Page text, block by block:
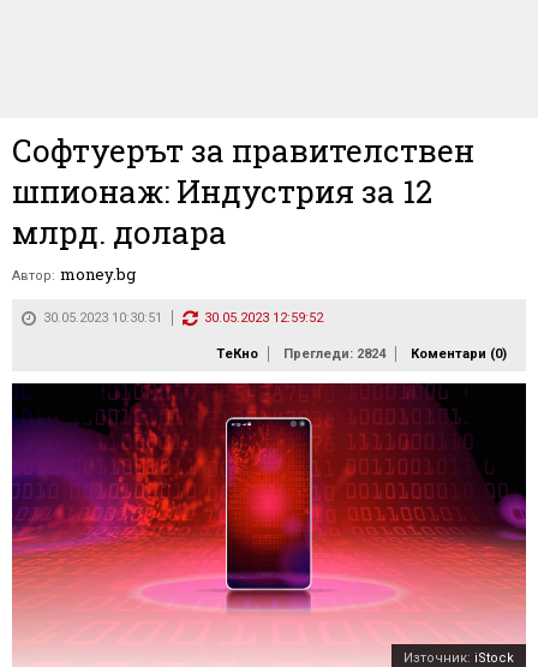
Софтуерът за правителствен
шпионаж: Индустрия за 12
млрд. долара
Автор: money.bg
30.05.2023 10:30:51 30.05.2023 12:59:52
ТеКно Прегледи: 2824 Коментари (0)
Източник: iStock